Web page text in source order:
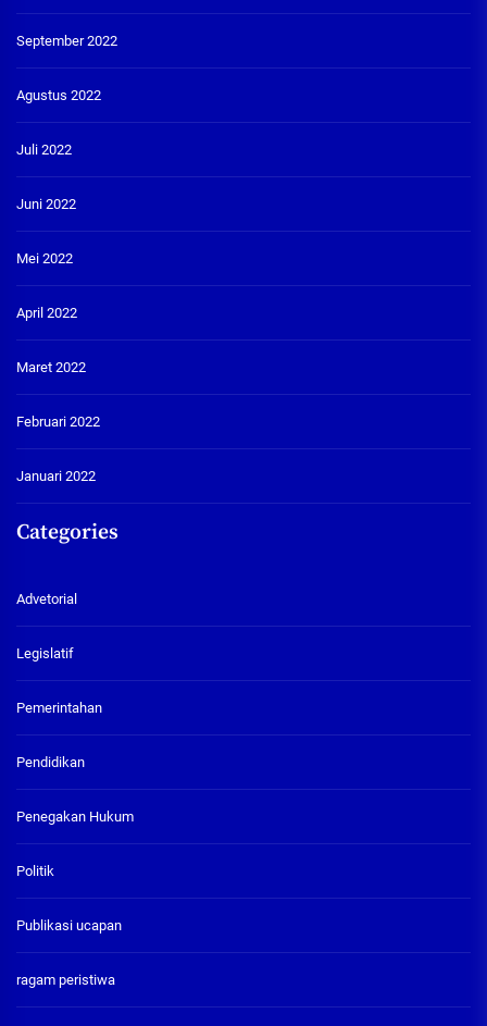
September 2022
Agustus 2022
Juli 2022
Juni 2022
Mei 2022
April 2022
Maret 2022
Februari 2022
Januari 2022
Categories
Advetorial
Legislatif
Pemerintahan
Pendidikan
Penegakan Hukum
Politik
Publikasi ucapan
ragam peristiwa